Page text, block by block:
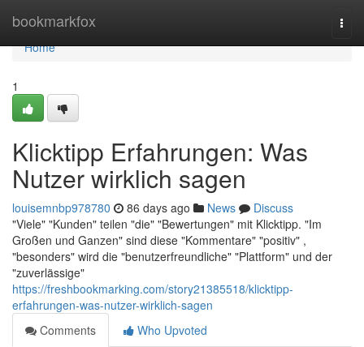
bookmarkfox
Home
Home
1
Klicktipp Erfahrungen: Was
Nutzer wirklich sagen
louisemnbp978780 86 days ago News
Discuss
"Viele" "Kunden" teilen "die" "Bewertungen" mit Klicktipp. "Im
Großen und Ganzen" sind diese "Kommentare" "positiv" ,
"besonders" wird die "benutzerfreundliche" "Plattform" und der
"zuverlässige"
https://freshbookmarking.com/story21385518/klicktipp-
erfahrungen-was-nutzer-wirklich-sagen
Comments
Who Upvoted